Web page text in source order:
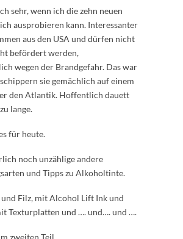
sehr, wenn ich die zehn neuen
ausprobieren kann. Interessanter
aus den USA und dürfen nicht
befördert werden,
wegen der Brandgefahr. Das war
sie gemächlich auf einem
den Atlantik. Hoffentlich dauett
lange.
für heute.
noch unzählige andere
und Tipps zu Alkoholtinte.
Filz, mit Alcohol Lift Ink und
Texturplatten und …. und…. und ….
zweiten Teil.